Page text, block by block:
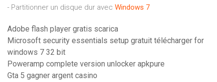
- Partitionner un disque dur avec Windows 7
Adobe flash player gratis scarica
Microsoft security essentials setup gratuit télécharger for
windows 7 32 bit
Poweramp complete version unlocker apkpure
Gta 5 gagner argent casino